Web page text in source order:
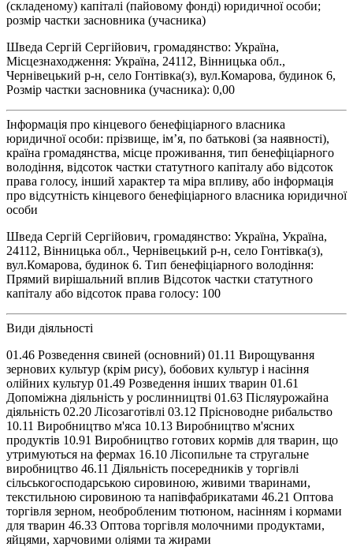
(складеному) капіталі (пайовому фонді) юридичної особи;
розмір частки засновника (учасника)
Шведа Сергій Сергійович, громадянство: Україна,
Місцезнаходження: Україна, 24112, Вінницька обл.,
Чернівецький р-н, село Гонтівка(з), вул.Комарова, будинок 6,
Розмір частки засновника (учасника): 0,00
Інформація про кінцевого бенефіціарного власника
юридичної особи: прізвище, ім’я, по батькові (за наявності),
країна громадянства, місце проживання, тип бенефіціарного
володіння, відсоток частки статутного капіталу або відсоток
права голосу, інший характер та міра впливу, або інформація
про відсутність кінцевого бенефіціарного власника юридичної
особи
Шведа Сергій Сергійович, громадянство: Україна, Україна,
24112, Вінницька обл., Чернівецький р-н, село Гонтівка(з),
вул.Комарова, будинок 6. Тип бенефіціарного володіння:
Прямий вирішальний вплив Відсоток частки статутного
капіталу або відсоток права голосу: 100
Види діяльності
01.46 Розведення свиней (основний) 01.11 Вирощування
зернових культур (крім рису), бобових культур і насіння
олійних культур 01.49 Розведення інших тварин 01.61
Допоміжна діяльність у рослинництві 01.63 Післяурожайна
діяльність 02.20 Лісозаготівлі 03.12 Прісноводне рибальство
10.11 Виробництво м'яса 10.13 Виробництво м'ясних
продуктів 10.91 Виробництво готових кормів для тварин, що
утримуються на фермах 16.10 Лісопильне та стругальне
виробництво 46.11 Діяльність посередників у торгівлі
сільськогосподарською сировиною, живими тваринами,
текстильною сировиною та напівфабрикатами 46.21 Оптова
торгівля зерном, необробленим тютюном, насінням і кормами
для тварин 46.33 Оптова торгівля молочними продуктами,
яйцями, харчовими оліями та жирами